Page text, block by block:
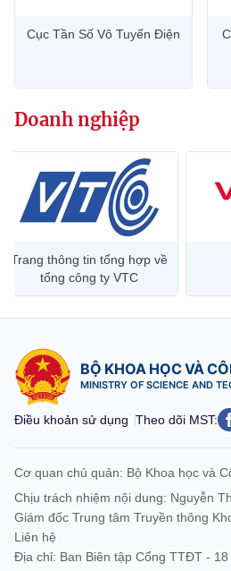
Cục Tần Số Vô Tuyến Điện
Doanh nghiệp
Trang thông tin tổng hợp về
tổng công ty VTC
BỘ KHOA HỌC VÀ
MINISTRY OF SCIENCE AND
Điều khoản sử dụng Theo dõi MST:
Cơ quan chủ quản: Bộ Khoa học và
Chịu trách nhiệm nội dung: Nguyễn
Giám đốc Trung tâm Truyền thông
Liên hệ
Địa chỉ: Ban Biên tập Cổng TTĐT - 18